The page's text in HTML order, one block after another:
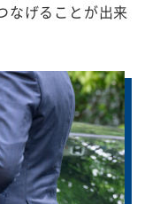
なげることが出来